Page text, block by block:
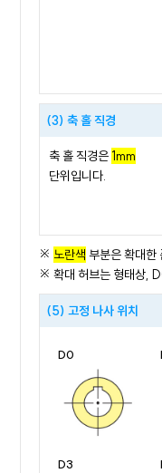
(3) 축 홀 직경
축 홀 직경은 1mm
단위입니다.
※ 노란색 부분은 확대한
※ 확대 허브는 형태상,
(5) 고정 나사 위치
D0
D3